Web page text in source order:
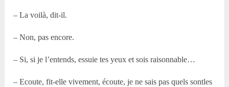
– La voilà, dit-il.
– Non, pas encore.
– Si, si je l’entends, essuie tes yeux et sois raisonnable…
– Ecoute, fit-elle vivement, écoute, je ne sais pas quels sontles